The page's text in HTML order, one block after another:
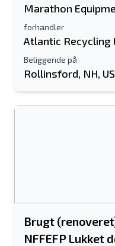
Send a
Fulde navn
Marathon
forhandler
Atlantic Recycling
Beliggende på
Rollinsford, NH, US
Brugt
NFFEFP Lukket
Send fortegnelse